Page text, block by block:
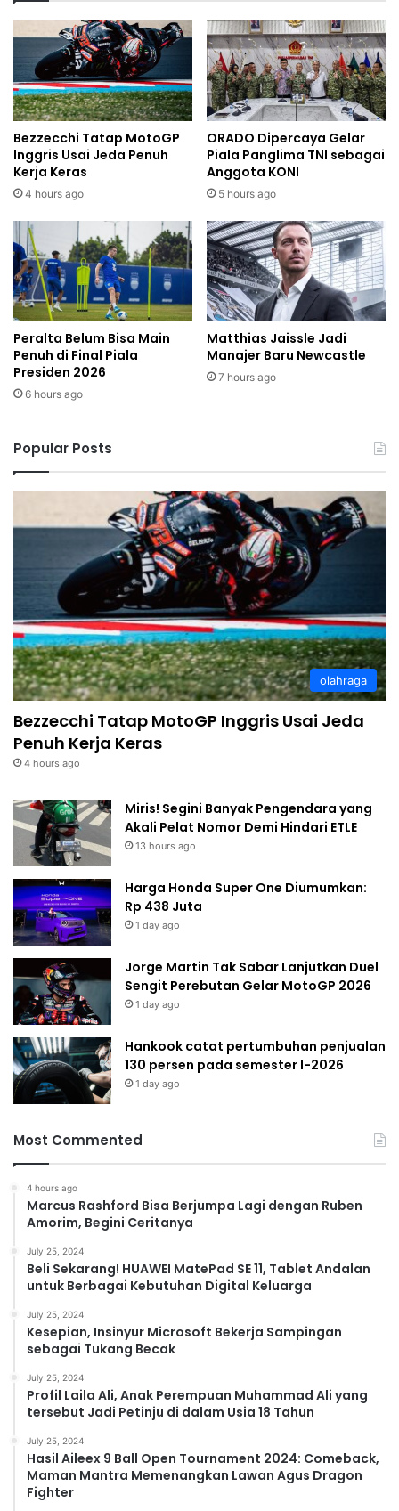
Bezzecchi Tatap MotoGP
Inggris Usai Jeda Penuh
Kerja Keras
4 hours ago
ORADO Dipercaya Gelar
Piala Panglima TNI sebagai
Anggota KONI
5 hours ago
Peralta Belum Bisa Main
Penuh di Final Piala
Presiden 2026
6 hours ago
Matthias Jaissle Jadi
Manajer Baru Newcastle
7 hours ago
Popular Posts
olahraga
Bezzecchi Tatap MotoGP Inggris Usai Jeda
Penuh Kerja Keras
4 hours ago
Miris! Segini Banyak Pengendara yang
Akali Pelat Nomor Demi Hindari ETLE
13 hours ago
Harga Honda Super One Diumumkan:
Rp 438 Juta
1 day ago
Jorge Martin Tak Sabar Lanjutkan Duel
Sengit Perebutan Gelar MotoGP 2026
1 day ago
Hankook catat pertumbuhan penjualan
130 persen pada semester I-2026
1 day ago
Most Commented
4 hours ago
Marcus Rashford Bisa Berjumpa Lagi dengan Ruben
Amorim, Begini Ceritanya
July 25, 2024
Beli Sekarang! HUAWEI MatePad SE 11, Tablet Andalan
untuk Berbagai Kebutuhan Digital Keluarga
July 25, 2024
Kesepian, Insinyur Microsoft Bekerja Sampingan
sebagai Tukang Becak
July 25, 2024
Profil Laila Ali, Anak Perempuan Muhammad Ali yang
tersebut Jadi Petinju di dalam Usia 18 Tahun
July 25, 2024
Hasil Aileex 9 Ball Open Tournament 2024: Comeback,
Maman Mantra Memenangkan Lawan Agus Dragon
Fighter